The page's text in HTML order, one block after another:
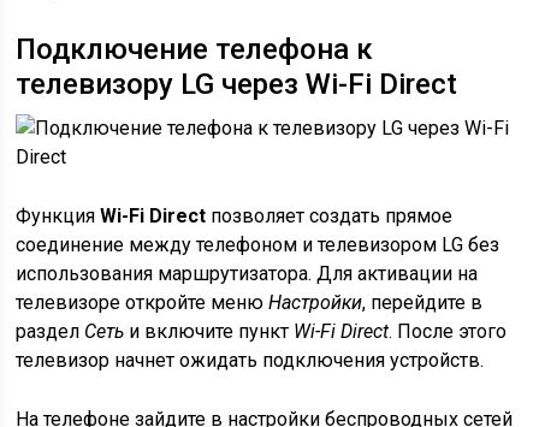
Подключение телефона к
телевизору LG через Wi-Fi Direct
ФункцияWi-Fi Direct позволяет создать прямое
соединение между телефоном и телевизором LG без
использования маршрутизатора. Для активации на
телевизоре откройте менюНастройки, перейдите в
раздел Сеть и включите пункт Wi-Fi Direct. После этого
телевизор начнет ожидать подключения устройств.
На телефоне зайдите в настройки беспроводных сетей